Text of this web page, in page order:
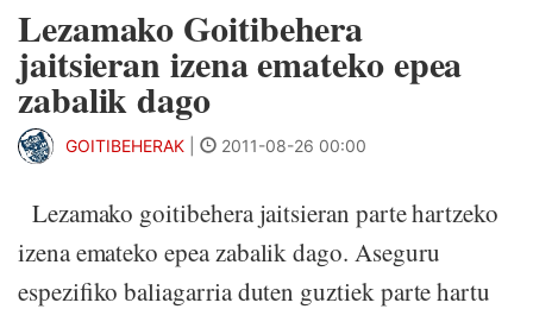
Lezamako Goitibehera
jaitsieran izena emateko epea
zabalik dago
GOITIBEHERAK 2011-08-26 00:00
Lezamako goitibehera jaitsieran parte hartzeko
izena emateko epea zabalik dago. Aseguru
espezifiko baliagarria duten guztiek parte hartu